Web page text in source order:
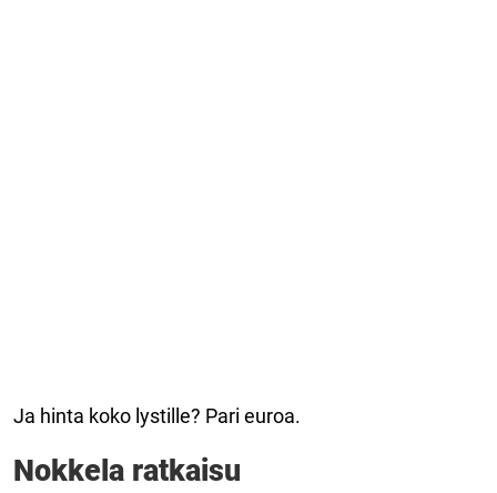
Ja hinta koko lystille? Pari euroa.
Nokkela ratkaisu